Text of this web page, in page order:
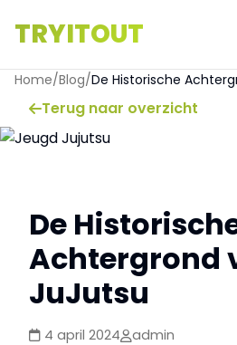
TRYITOUT
Home/Blog/De Historische
Terug naar overzicht
De
Achtergrond
JuJutsu
4 april 2024 admin